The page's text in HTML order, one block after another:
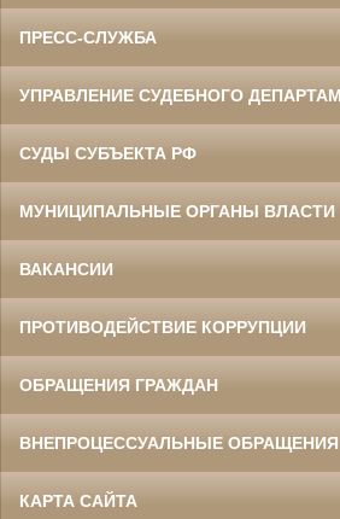
ПРЕСС-СЛУЖБА
УПРАВЛЕНИЕ СУДЕБНОГО
СУДЫ СУБЪЕКТА РФ
МУНИЦИПАЛЬНЫЕ ОРГАНЫ ВЛАСТИ
ВАКАНСИИ
ПРОТИВОДЕЙСТВИЕ КОРРУПЦИИ
ОБРАЩЕНИЯ ГРАЖДАН
ВНЕПРОЦЕССУАЛЬНЫЕ ОБРАЩЕНИЯ
КАРТА САЙТА